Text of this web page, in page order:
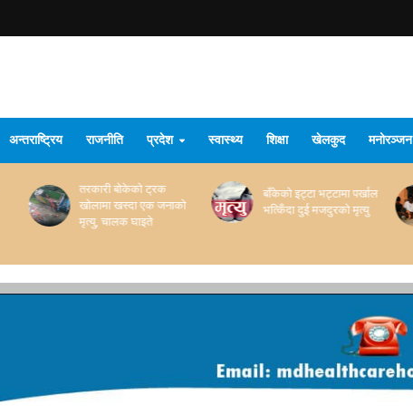
अन्तराष्ट्रिय राजनीति प्रदेश स्वास्थ्य शिक्षा खेलकुद मनोरञ्जन
तरकारी बोकेको ट्रक
खोलामा खस्दा एक जनाको
मृत्यु, चालक घाइते
बाँकेको इट्टा भट्टामा पर्खाल
भत्किँदा दुई मजदुरको मृत्यु